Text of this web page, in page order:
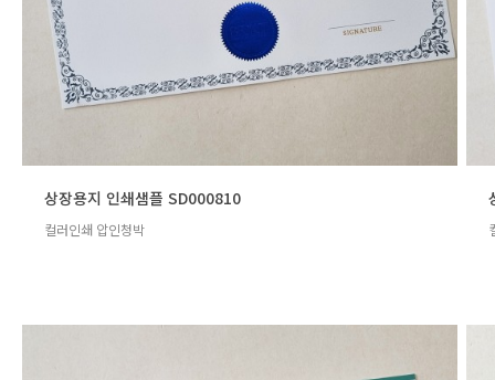
상장용지 인쇄샘플 SD000810
컬러인쇄 압인청박